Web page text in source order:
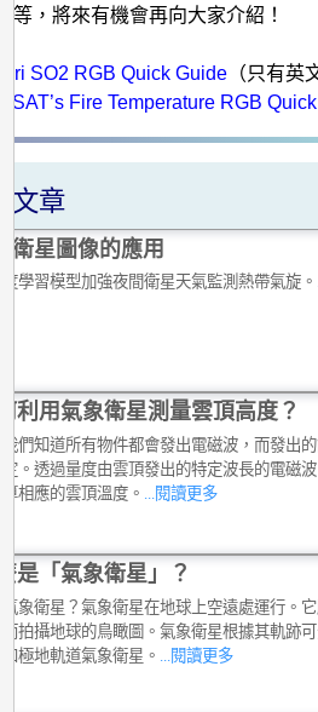
等，將來有機會再向大家介紹！
SO2 RGB Quick Guide （只有英
Fire Temperature RGB
文章
衛星圖像的應用
學習模型加強夜間衛星天氣監測熱帶氣旋。
利用氣象衛星測量雲頂高度？
們知道所有物件都會發出電磁波，而發出
。透過量度由雲頂發出的特定波長的電磁
相應的雲頂溫度。
...閱讀更多
是「氣象衛星」？
象衛星？氣象衛星在地球上空遠處運行。
拍攝地球的鳥瞰圖。氣象衛星根據其軌跡
極地軌道氣象衛星。 ...閱讀更多